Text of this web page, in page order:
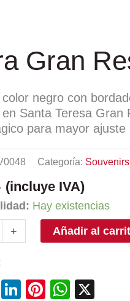
Gran
negro con
Santa Teresa Gran
para mayor ajuste
Categoría: Souvenirs
(incluye IVA)
Hay existencias
+ Añadir al
EmailLinkedIn
Pinterest